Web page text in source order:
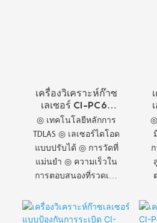
เครื่องวิเคราะห์ก๊าซ
เลเซอร์ CI-PC61
คุณภาพสูง
◎ เทคโนโลยีหลักการ
TDLAS ◎ เลเซอร์ไดโอด
แบบปรับได้ ◎ การวัดที่
แม่นยำ ◎ ความเร็วใน
การตอบสนองที่รวดเร็ว
ไวสูง ◎ ความเสถียรและ
ความน่าเชื่อถือ ◎ รับ
◎
ส